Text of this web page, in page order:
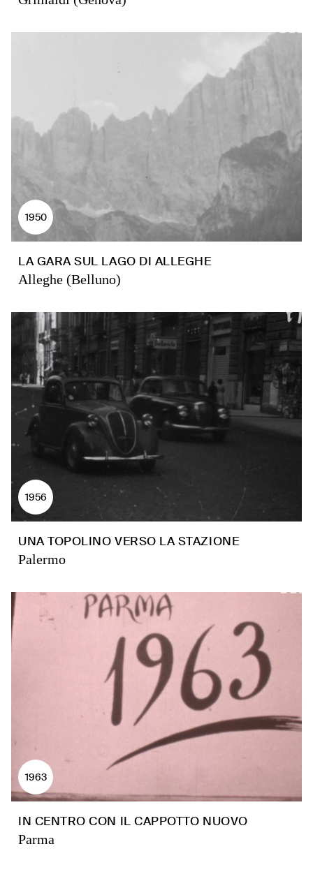
1950
LA GARA SUL LAGO DI ALLEGHE
Alleghe (Belluno)
1956
UNA TOPOLINO VERSO LA STAZIONE
Palermo
1963
IN CENTRO CON IL CAPPOTTO NUOVO
Parma